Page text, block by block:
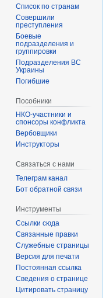
Список по странам
Совершили
преступления
Боевые
подразделения и
группировки
Подразделения ВС
Украины
Погибшие
Пособники
спонсоры конфликта
‏‎Вербовщики
Инструкторы
Связаться с нами
Телеграм канал
Бот обратной связи
Инструменты
Ссылки сюда
Связанные правки
Служебные страницы
Версия для печати
Постоянная ссылка
Сведения о странице
Цитировать страницу